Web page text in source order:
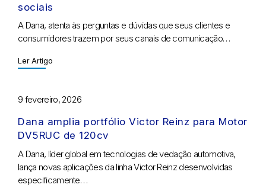
sociais
A Dana, atenta às perguntas e dúvidas que seus clientes e
consumidores trazem por seus canais de comunicação…
Ler Artigo
9 fevereiro, 2026
Dana amplia portfólio Victor Reinz para Motor
DV5RUC de 120cv
A Dana, líder global em tecnologias de vedação automotiva,
lança novas aplicações da linha Victor Reinz desenvolvidas
especificamente…